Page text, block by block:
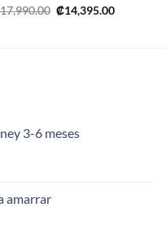
17,990.00 El
precio
₡14,395.00El
3-6 meses
amarrar